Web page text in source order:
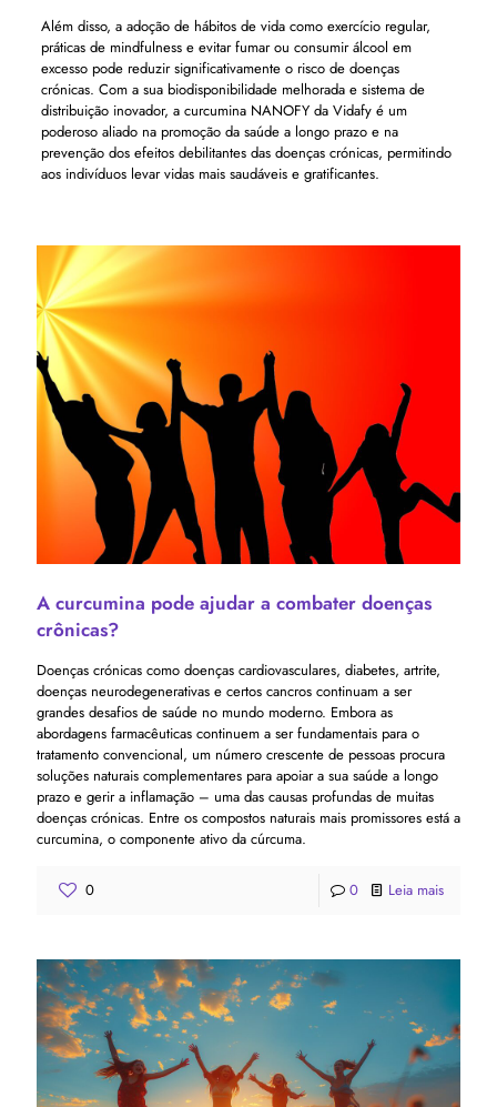
Além disso, a adoção de hábitos de vida como exercício regular,
práticas de mindfulness e evitar fumar ou consumir álcool em
excesso pode reduzir significativamente o risco de doenças
crónicas. Com a sua biodisponibilidade melhorada e sistema de
distribuição inovador, a curcumina NANOFY da Vidafy é um
poderoso aliado na promoção da saúde a longo prazo e na
prevenção dos efeitos debilitantes das doenças crónicas, permitindo
aos indivíduos levar vidas mais saudáveis ​​e gratificantes.
A curcumina pode ajudar a combater doenças
crônicas?
Doenças crónicas como doenças cardiovasculares, diabetes, artrite,
doenças neurodegenerativas e certos cancros continuam a ser
grandes desafios de saúde no mundo moderno. Embora as
abordagens farmacêuticas continuem a ser fundamentais para o
tratamento convencional, um número crescente de pessoas procura
soluções naturais complementares para apoiar a sua saúde a longo
prazo e gerir a inflamação – uma das causas profundas de muitas
doenças crónicas. Entre os compostos naturais mais promissores está a
curcumina, o componente ativo da cúrcuma.
0 0 Leia mais